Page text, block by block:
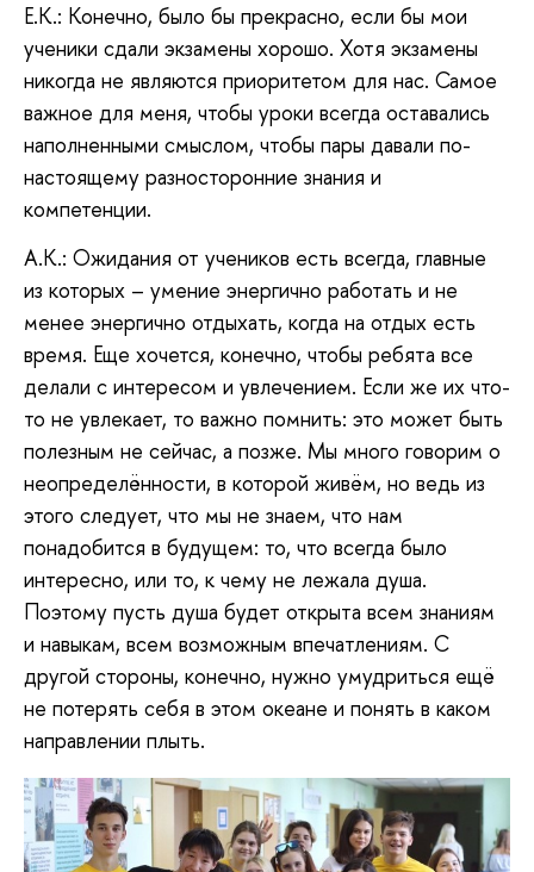
Е.К.: Конечно, было бы прекрасно, если бы мои
ученики сдали экзамены хорошо. Хотя экзамены
никогда не являются приоритетом для нас. Самое
важное для меня, чтобы уроки всегда оставались
наполненными смыслом, чтобы пары давали по-
настоящему разносторонние знания и
компетенции.
А.К.: Ожидания от учеников есть всегда, главные
из которых – умение энергично работать и не
менее энергично отдыхать, когда на отдых есть
время. Еще хочется, конечно, чтобы ребята все
делали с интересом и увлечением. Если же их что-
то не увлекает, то важно помнить: это может быть
полезным не сейчас, а позже. Мы много говорим о
неопределённости, в которой живём, но ведь из
этого следует, что мы не знаем, что нам
понадобится в будущем: то, что всегда было
интересно, или то, к чему не лежала душа.
Поэтому пусть душа будет открыта всем знаниям
и навыкам, всем возможным впечатлениям. С
другой стороны, конечно, нужно умудриться ещё
не потерять себя в этом океане и понять в каком
направлении плыть.